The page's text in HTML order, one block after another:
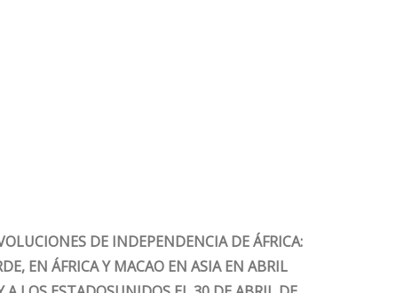
DE INDEPENDENCIA DE ÁFRICA:
EN ÁFRICA Y MACAO EN ASIA EN ABRIL